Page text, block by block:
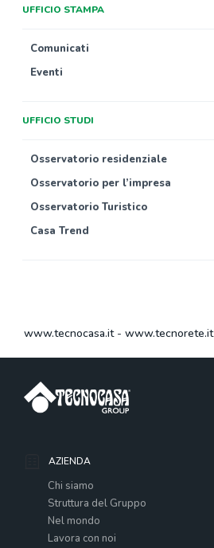
UFFICIO STAMPA
Comunicati
Eventi
UFFICIO STUDI
Osservatorio residenziale
Osservatorio per l’impresa
Osservatorio Turistico
Casa Trend
www.tecnocasa.it- www.tecnorete.it
AZIENDA
Chi siamo
Struttura del Gruppo
Nel mondo
Lavora con noi